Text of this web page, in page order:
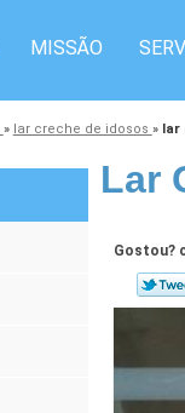
MISSÃO
» lar creche de idosos » lar
Lar
Gostou?